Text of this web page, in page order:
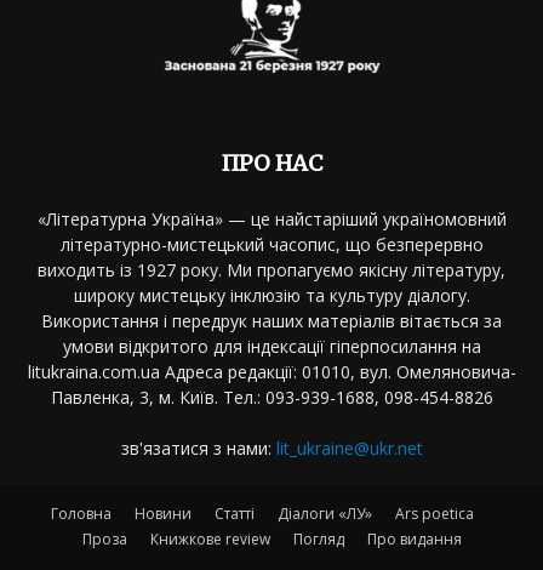
ПРО НАС
«Літературна Україна» — це найстаріший україномовний
літературно-мистецький часопис, що безперервно
виходить із 1927 року. Ми пропагуємо якісну літературу,
широку мистецьку інклюзію та культуру діалогу.
Використання і передрук наших матеріалів вітається за
умови відкритого для індексації гіперпосилання на
litukraina.com.ua Адреса редакції: 01010, вул. Омеляновича-
Павленка, 3, м. Київ. Тел.: 093-939-1688, 098-454-8826
зв'язатися з нами: lit_ukraine@ukr.net
Головна Новини Статті Діалоги «ЛУ»
Ars poetica
Проза
Книжкове review Погляд Про видання